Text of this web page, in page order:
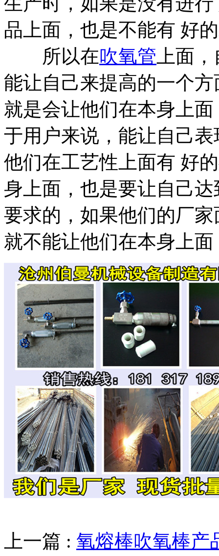
品上面，也是不能有 好
所以在吹氧管 上面
能让自己来提高的一个
就是会让他们在本身上
于用户来说，能让自己
他们在工艺性上面有 好
身上面，也是要让自己
要求的，如果他们的厂
就不能让他们在本身上
上一篇 : 氧熔棒吹氧棒产